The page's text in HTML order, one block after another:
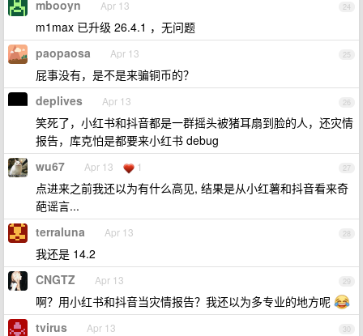
24
mbooyn Apr 13
m1max 已升级 26.4.1 ，无问题
25
paopaosa Apr 13
屁事没有，是不是来骗铜币的？
26
deplives Apr 13
笑死了，小红书和抖音都是一群摇头被猪耳扇到脸的人，还灾情
报告，库克怕是都要来小红书 debug
27
wu67 Apr 13 1
点进来之前我还以为有什么高见, 结果是从小红薯和抖音看来奇
葩谣言...
28
terraluna Apr 13
我还是 14.2
29
CNGTZ Apr 13
啊？用小红书和抖音当灾情报告？我还以为多专业的地方呢
30
tvirus Apr 13